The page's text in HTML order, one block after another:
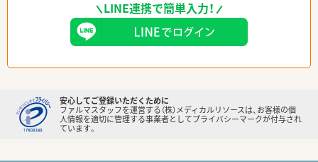
LINE連携で簡単入力！
安心してご登録いただくために
ファルマスタッフを運営する（株）メディカルリソースは、お客様の個
人情報を適切に管理する事業者としてプライバシーマークが付与され
ています。